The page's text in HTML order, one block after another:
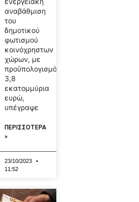
αναβάθμιση
του
δημοτικού
φωτισμού
κοινόχρηστων
χώρων, με
προϋπολογισμό
3,8
εκατομμύρια
ευρώ,
υπέγραψε
ΠΕΡΙΣΣΟΤΕΡΑ
»
23/10/2023
11:52